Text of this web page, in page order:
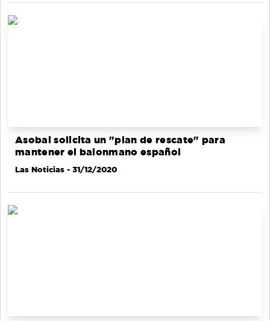
Asobal solicita un "plan de rescate" para
mantener el balonmano español
Las Noticias - 31/12/2020